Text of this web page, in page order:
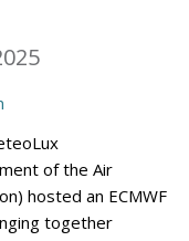
of the Air
hosted an ECMWF
together